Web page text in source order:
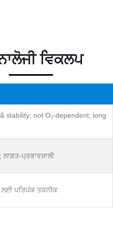
ਵਿਕਲਪ
stability; not O₂-dependent; long
ਪ੍ਰਭਾਵਸ਼ਾਲੀ
ਲਈ ਪਰਿਪੱਕ ਤਕਨੀਕ